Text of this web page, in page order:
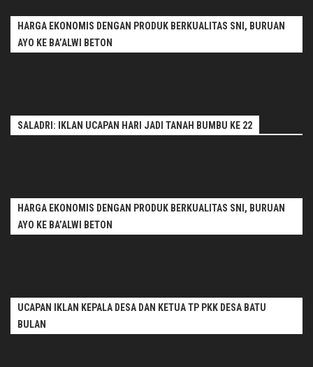
HARGA EKONOMIS DENGAN PRODUK BERKUALITAS SNI, BURUAN
AYO KE BA’ALWI BETON
SALADRI: IKLAN UCAPAN HARI JADI TANAH BUMBU KE 22
HARGA EKONOMIS DENGAN PRODUK BERKUALITAS SNI, BURUAN
AYO KE BA’ALWI BETON
UCAPAN IKLAN KEPALA DESA DAN KETUA TP PKK DESA BATU
BULAN